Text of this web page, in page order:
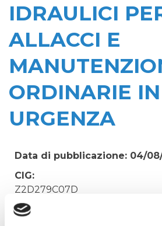
IDRAULICI
ALLACCI E
ORDINARIE IN
URGENZA
Data di pubblicazione: 04/
CIG:
Z2D279C07D
Struttura proponente: